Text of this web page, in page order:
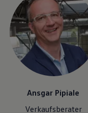
Ansgar Pipiale
Verkaufsberater